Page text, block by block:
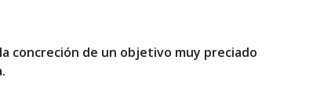
concreción de un objetivo muy preciado